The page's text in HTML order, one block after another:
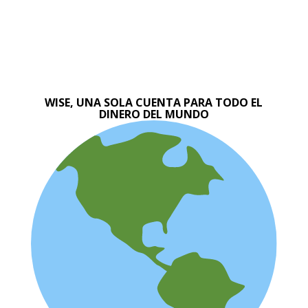
WISE, UNA SOLA CUENTA PARA TODO EL
DINERO DEL MUNDO